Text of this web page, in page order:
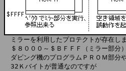
＄８０００～＄ＢＦＦＦ（ミラー部分
ダビング機のプログラムＰＲＯＭ部分
32Ｋバイトが普通なのですが